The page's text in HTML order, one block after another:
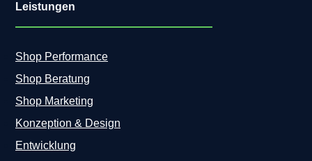
Leistungen
Shop Performance
Shop Beratung
Shop Marketing
Konzeption & Design
Entwicklung